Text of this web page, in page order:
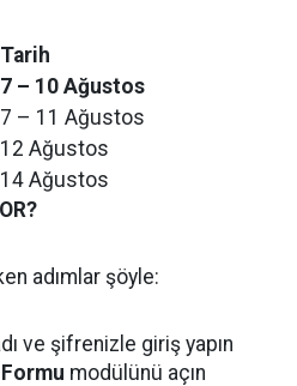
Tarih
7 – 10 Ağustos
7 – 11 Ağustos
12 Ağustos
14 Ağustos
adımlar şöyle:
ve şifrenizle giriş yapın
modülünü açın